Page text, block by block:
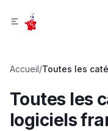
Accueil/Toutes les
Toutes les
logiciels